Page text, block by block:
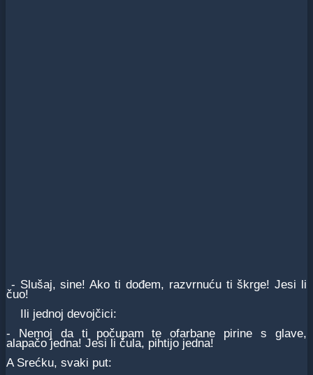
- Slušaj, sine! Ako ti dođem, razvrnuću ti škrge! Jesi li
čuo!
Ili jednoj devojčici:
- Nemoj da ti počupam te ofarbane pirine s glave,
alapačo jedna! Jesi li čula, pihtijo jedna!
A Srećku, svaki put: